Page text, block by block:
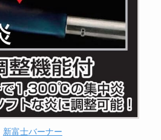
新富士バーナー